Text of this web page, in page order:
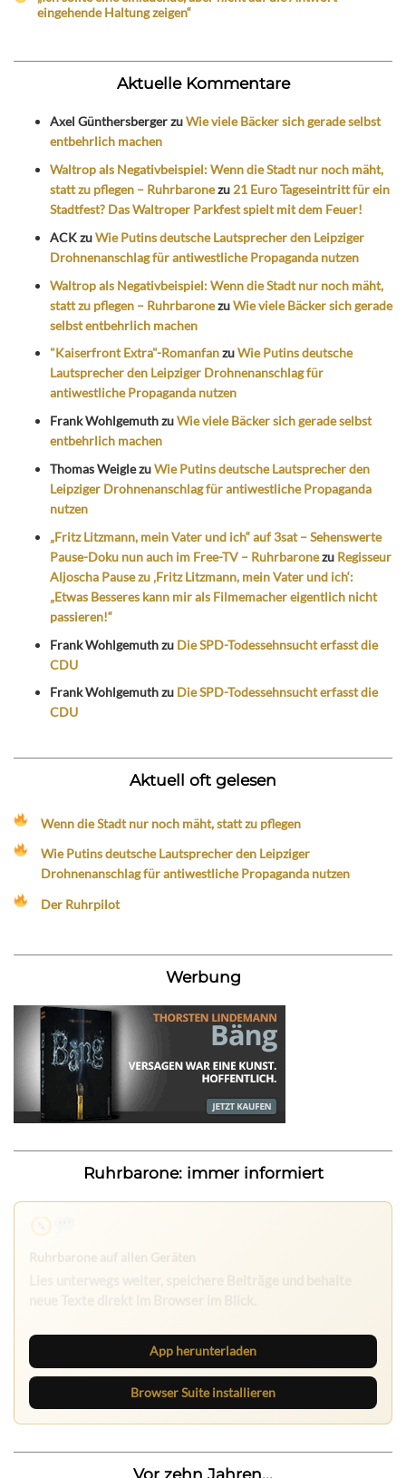
eingehende Haltung zeigen“
Aktuelle Kommentare
Axel GünthersbergerzuWie viele Bäcker sich gerade selbst
entbehrlich machen
Waltrop als Negativbeispiel: Wenn die Stadt nur noch mäht,
statt zu pflegen – Ruhrbaronezu 21 Euro Tageseintritt für ein
Stadtfest? Das Waltroper Parkfest spielt mit dem Feuer!
ACKzuWie Putins deutsche Lautsprecher den Leipziger
Drohnenanschlag für antiwestliche Propaganda nutzen
Waltrop als Negativbeispiel: Wenn die Stadt nur noch mäht,
statt zu pflegen – RuhrbaronezuWie viele Bäcker sich gerade
selbst entbehrlich machen
"Kaiserfront Extra"-RomanfanzuWie Putins deutsche
Lautsprecher den Leipziger Drohnenanschlag für
antiwestliche Propaganda nutzen
Frank WohlgemuthzuWie viele Bäcker sich gerade selbst
entbehrlich machen
Thomas WeiglezuWie Putins deutsche Lautsprecher den
Leipziger Drohnenanschlag für antiwestliche Propaganda
nutzen
„Fritz Litzmann, mein Vater und ich“ auf 3sat – Sehenswerte
Pause-Doku nun auch im Free-TV – Ruhrbaronezu Regisseur
Aljoscha Pause zu ‚Fritz Litzmann, mein Vater und ich‘:
„Etwas Besseres kann mir als Filmemacher eigentlich nicht
passieren!“
Frank Wohlgemuthzu Die SPD-Todessehnsucht erfasst die
CDU
Frank Wohlgemuthzu Die SPD-Todessehnsucht erfasst die
CDU
Aktuell oft gelesen
Wenn die Stadt nur noch mäht, statt zu pflegen
Wie Putins deutsche Lautsprecher den Leipziger
Drohnenanschlag für antiwestliche Propaganda nutzen
Der Ruhrpilot
Werbung
Ruhrbarone: immer informiert
App herunterladen
Browser Suite installieren
Vor zehn Jahren...